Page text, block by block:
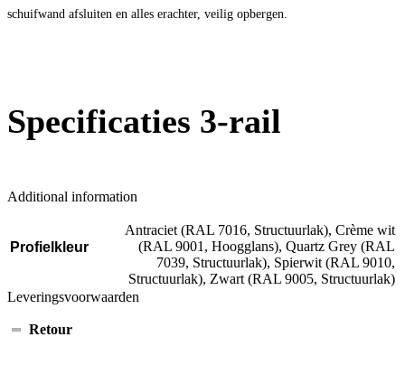
schuifwand afsluiten en alles erachter, veilig opbergen.
Specificaties 3-rail
Additional information
Profielkleur
Antraciet (RAL 7016, Structuurlak), Crème wit
(RAL 9001, Hoogglans), Quartz Grey (RAL
7039, Structuurlak), Spierwit (RAL 9010,
Structuurlak), Zwart (RAL 9005, Structuurlak)
Leveringsvoorwaarden
Retour